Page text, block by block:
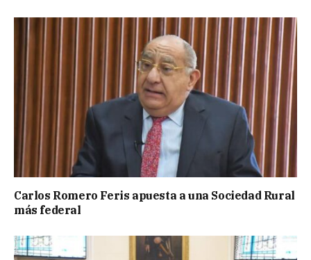
Carlos Romero Feris apuesta a una Sociedad Rural
más federal